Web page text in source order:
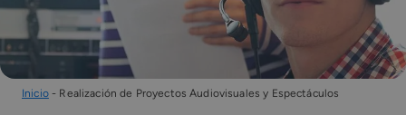
Inicio- Realización de Proyectos Audiovisuales y Espectáculos